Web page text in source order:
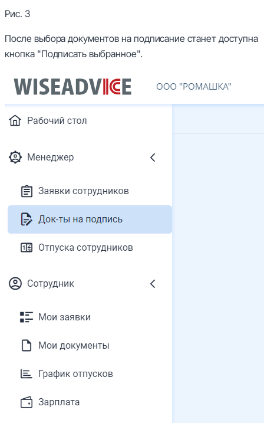
Рис. 3
После выбора документов на подписание станет доступна
кнопка "Подписать выбранное".